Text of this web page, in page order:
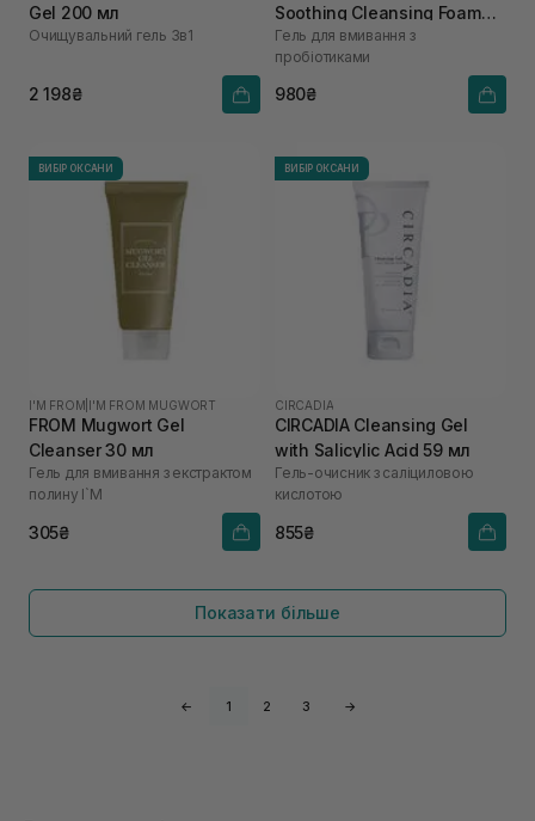
Gel 200 мл
Очищувальний гель 3в1
2 198₴
Soothing Cleansing Foam
150 мл
Гель для вмивання з
пробіотиками
980₴
ВИБІР ОКСАНИ
I'M FROM I'M FROM MUGWORT
FROM Mugwort Gel
Cleanser 30 мл
Гель для вмивання з екстрактом
полину I`M
305₴
ВИБІР ОКСАНИ
CIRCADIA
CIRCADIA Cleansing Gel
with Salicylic Acid 59 мл
Гель-очисник з саліциловою
кислотою
855₴
Показати більше
← 1 2 3 →